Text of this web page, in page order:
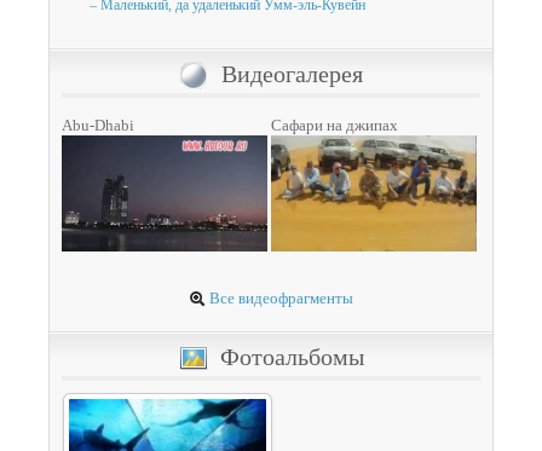
– Маленький, да удаленький Умм-эль-Кувейн
Видеогалерея
Abu-Dhabi Сафари на джипах
Все видеофрагменты
Фотоальбомы